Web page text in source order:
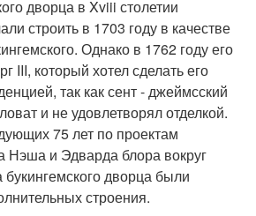
дворца в Xviii столетии
строить в 1703 году в качестве
Однако в 1762 году его
III, который хотел сделать его
так как сент - джеймсский
и не удовлетворял отделкой.
75 лет по проектам
Нэша и Эдварда блора вокруг
букингемского дворца были
строения.